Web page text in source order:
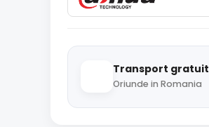
Transport gratuit
Oriunde in Romania